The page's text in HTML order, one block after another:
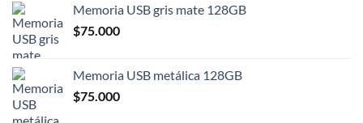
Memoria USB gris mate 128GB
$75.000
Memoria USB metálica 128GB
$75.000